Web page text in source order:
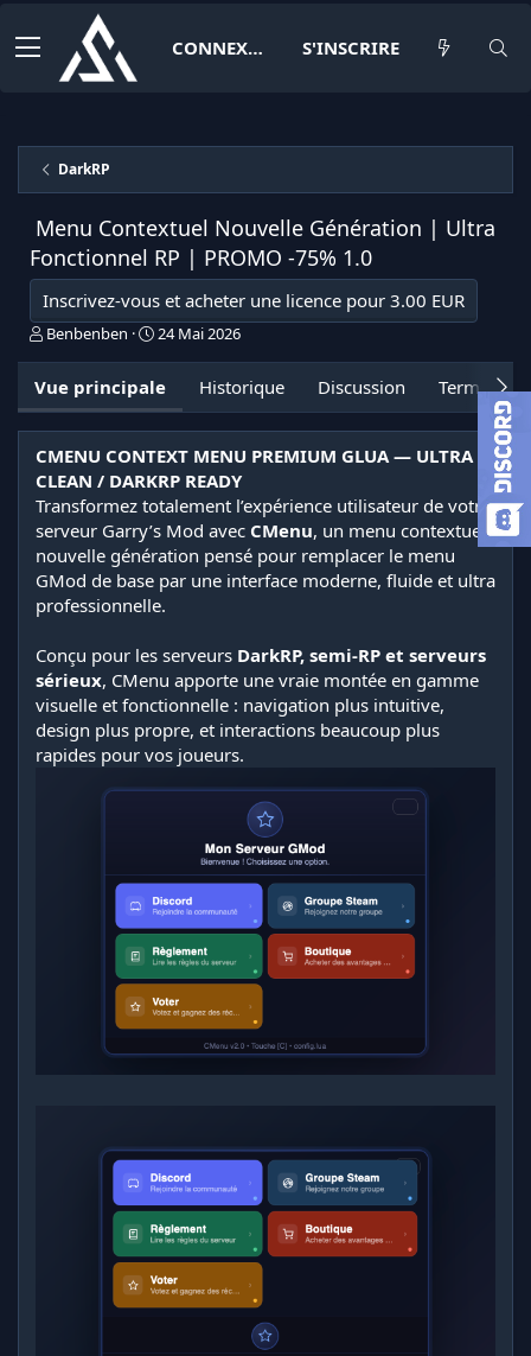
CONNEXION S'INSCRIRE
DarkRP
️ Menu Contextuel Nouvelle Génération | Ultra
Fonctionnel RP | PROMO -75% 1.0
Inscrivez-vous et acheter une licence pour 3.00 EUR
A
e
u
Benbenben
D
e
d
c
r
é
a
i
o
n
24 Mai 2026
Vue principale Historique Discussion Termes et
CMENU CONTEXT MENU PREMIUM GLUA — ULTRA
CLEAN / DARKRP READY
Transformez totalement l’expérience utilisateur de votre
serveur Garry’s Mod avec CMenu, un menu contextuel
nouvelle génération pensé pour remplacer le menu
GMod de base par une interface moderne, fluide et ultra
professionnelle.
Conçu pour les serveurs DarkRP, semi-RP et serveurs
sérieux, CMenu apporte une vraie montée en gamme
visuelle et fonctionnelle : navigation plus intuitive,
design plus propre, et interactions beaucoup plus
rapides pour vos joueurs.